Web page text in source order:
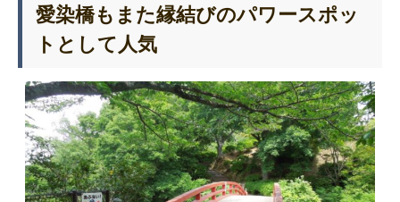
愛染橋もまた縁結びのパワースポッ
トとして人気